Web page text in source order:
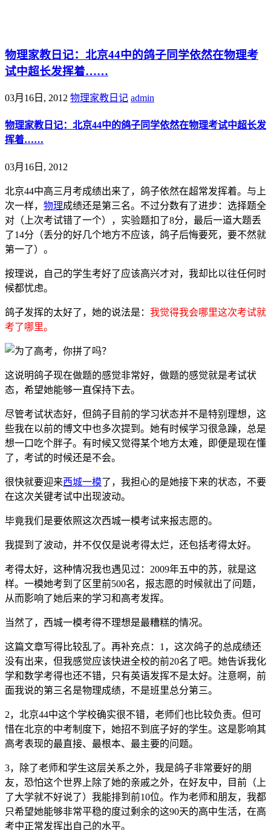
物理家教日记：北京44中的鸽子同学依然在物理考
试中超长发挥着……
03月16日, 2012 物理家教日记 admin
物理家教日记：北京44中的鸽子同学依然在物理考试中超长发
挥着……
03月16日, 2012
北京44中高三月考成绩出来了，鸽子依然在超常发挥着。与上
次一样， 物理成绩还是第三名。不过分数有了进步：选择题全
对（上次考试错了一个），实验题扣了8分，最后一道大题丢
了14分（丢分的好几个地方不应该，鸽子后悔要死，要不然就
第一了）。
按理说，自己的学生考好了应该高兴才对，我却比以往任何时
候都忧虑。
鸽子发挥的太好了，她的说法是： 我觉得我会哪里这次考试就
考了哪里。
这说明鸽子现在做题的感觉非常好，做题的感觉就是考试状
态，希望她能够一直保持下去。
尽管考试状态好，但鸽子目前的学习状态并不是特别理想，这
些我在以前的博文中也多次提到。她有时候学习很急躁，总是
想一口吃个胖子。有时候又觉得某个地方太难，即便是现在懂
了，考试的时候还是不会。
很快就要迎来西城一模了，我担心的是她接下来的状态，不要
在这次关键考试中出现波动。
毕竟我们是要依照这次西城一模考试来报志愿的。
我提到了波动，并不仅仅是说考得太烂，还包括考得太好。
考得太好，这种情况我也遇见过：2009年五中的苏，就是这
样。一模她考到了区里前500名，报志愿的时候就出了问题，
从而影响了她后来的学习和高考发挥。
当然了，西城一模考得不理想是最糟糕的情况。
这篇文章写得比较乱了。再补充点：1，这次鸽子的总成绩还
没有出来，但我感觉应该快进全校的前20名了吧。她告诉我化
学和数学考得也还不错，只有英语发挥不是太好。注意啊，前
面我说的第三名是物理成绩，不是班里总分第三。
2，北京44中这个学校确实很不错，老师们也比较负责。但可
惜在北京的中考制度下，她招不到底子好的学生。这是影响其
高考表现的最直接、最根本、最主要的问题。
3，除了老师和学生这层关系之外，我是鸽子非常要好的朋
友，恐怕这个世界上除了她的亲戚之外，在好友中，目前（上
了大学就不好说了）我能排到前10位。作为老师和朋友，我都
只希望她能够非常平稳的度过剩余的这90天的高中生活，在高
考中正常发挥出自己的水平。